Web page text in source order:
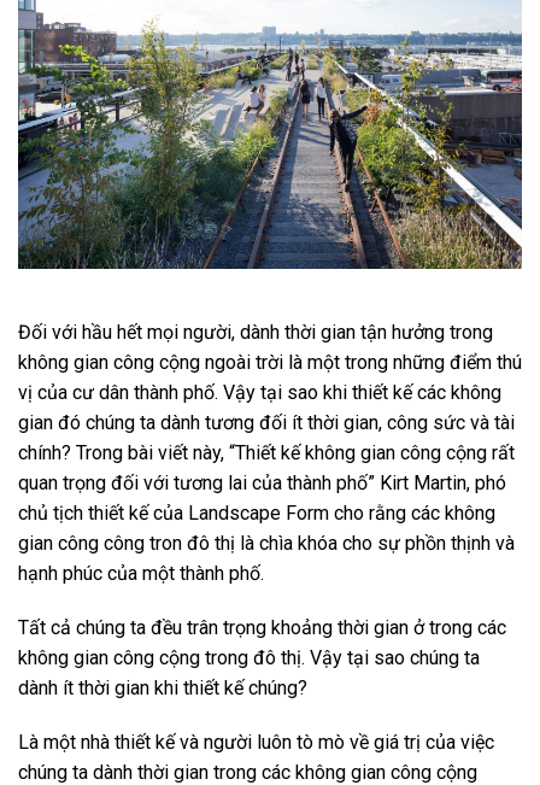
Đối với hầu hết mọi người, dành thời gian tận hưởng trong
không gian công cộng ngoài trời là một trong những điểm thú
vị của cư dân thành phố. Vậy tại sao khi thiết kế các không
gian đó chúng ta dành tương đối ít thời gian, công sức và tài
chính? Trong bài viết này, “Thiết kế không gian công cộng rất
quan trọng đối với tương lai của thành phố” Kirt Martin, phó
chủ tịch thiết kế của Landscape Form cho rằng các không
gian công công tron đô thị là chìa khóa cho sự phồn thịnh và
hạnh phúc của một thành phố.
Tất cả chúng ta đều trân trọng khoảng thời gian ở trong các
không gian công cộng trong đô thị. Vậy tại sao chúng ta
dành ít thời gian khi thiết kế chúng?
Là một nhà thiết kế và người luôn tò mò về giá trị của việc
chúng ta dành thời gian trong các không gian công cộng